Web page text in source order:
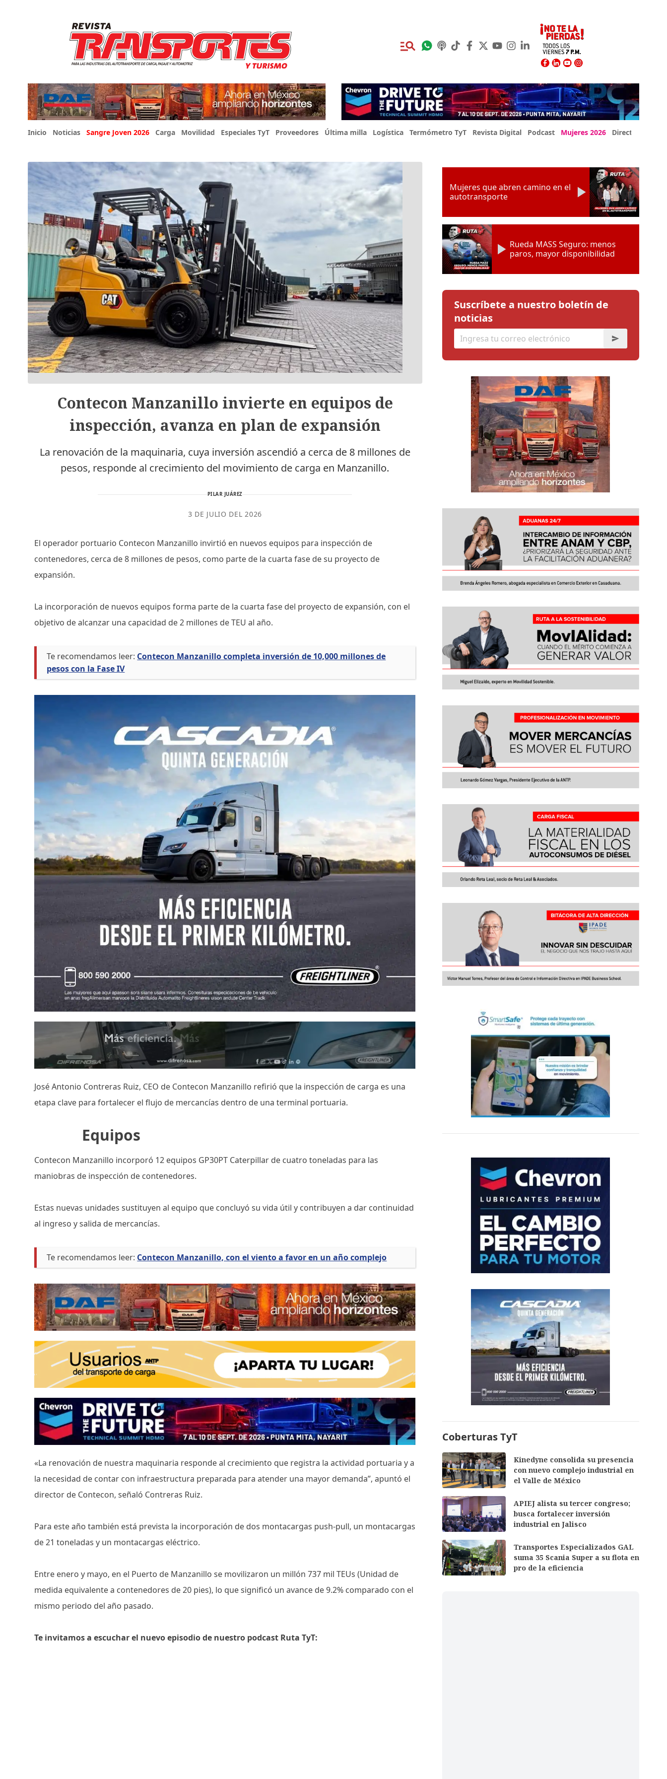
Inicio Noticias Sangre Joven 2026 Carga Movilidad Especiales TyT Proveedores Última milla Logística Termómetro TyT Revista Digital Podcast Mujeres 2026 Directorio Expo
Contecon Manzanillo invierte en equipos de
inspección, avanza en plan de expansión
La renovación de la maquinaria, cuya inversión ascendió a cerca de 8 millones de
pesos, responde al crecimiento del movimiento de carga en Manzanillo.
PILAR JUÁREZ
3 DE JULIO DEL 2026
El operador portuario Contecon Manzanillo invirtió en nuevos equipos para inspección de
contenedores, cerca de 8 millones de pesos, como parte de la cuarta fase de su proyecto de
expansión.
La incorporación de nuevos equipos forma parte de la cuarta fase del proyecto de expansión, con el
objetivo de alcanzar una capacidad de 2 millones de TEU al año.
Te recomendamos leer: Contecon Manzanillo completa inversión de 10,000 millones de
pesos con la Fase IV
José Antonio Contreras Ruiz, CEO de Contecon Manzanillo refirió que la inspección de carga es una
etapa clave para fortalecer el flujo de mercancías dentro de una terminal portuaria.
Equipos
Contecon Manzanillo incorporó 12 equipos GP30PT Caterpillar de cuatro toneladas para las
maniobras de inspección de contenedores.
Estas nuevas unidades sustituyen al equipo que concluyó su vida útil y contribuyen a dar continuidad
al ingreso y salida de mercancías.
Te recomendamos leer: Contecon Manzanillo, con el viento a favor en un año complejo
«La renovación de nuestra maquinaria responde al crecimiento que registra la actividad portuaria y a
la necesidad de contar con infraestructura preparada para atender una mayor demanda”, apuntó el
director de Contecon, señaló Contreras Ruiz.
Para este año también está prevista la incorporación de dos montacargas push-pull, un montacargas
de 21 toneladas y un montacargas eléctrico.
Entre enero y mayo, en el Puerto de Manzanillo se movilizaron un millón 737 mil TEUs (Unidad de
medida equivalente a contenedores de 20 pies), lo que significó un avance de 9.2% comparado con el
mismo periodo del año pasado.
Te invitamos a escuchar el nuevo episodio de nuestro podcast Ruta TyT:
Mujeres que abren camino en el
autotransporte
Rueda MASS Seguro: menos
paros, mayor disponibilidad
Suscríbete a nuestro boletín de
noticias
Coberturas TyT
Kinedyne consolida su presencia
con nuevo complejo industrial en
el Valle de México
APIEJ alista su tercer congreso;
busca fortalecer inversión
industrial en Jalisco
Transportes Especializados GAL
suma 35 Scania Super a su flota en
pro de la eficiencia